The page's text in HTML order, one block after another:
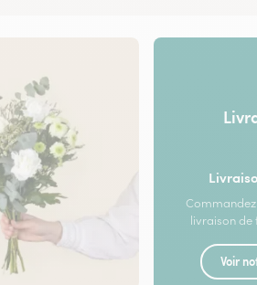
livraison de
Voir